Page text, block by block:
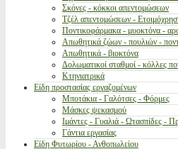
Σκόνες - κόκκοι απεντομώσεων
Τζέλ απεντομώσεων -
Ποντικοφάρμακα - μυοκτόνα -
Απωθητικά ζώων - πουλιών -
Απωθητικά - βιοκτόνα
Δολωματικοί σταθμοί - κόλλες
Κτηνιατρικά
Είδη προστασίας εργαζομένων
Μποτάκια - Γαλότσες - Φόρμες
Μάσκες ψεκασμού
Ιμάντες - Γυαλιά - Ωτασπίδες -
Γάντια εργασίας
Είδη Φυτωρίου - Ανθοπωλείου